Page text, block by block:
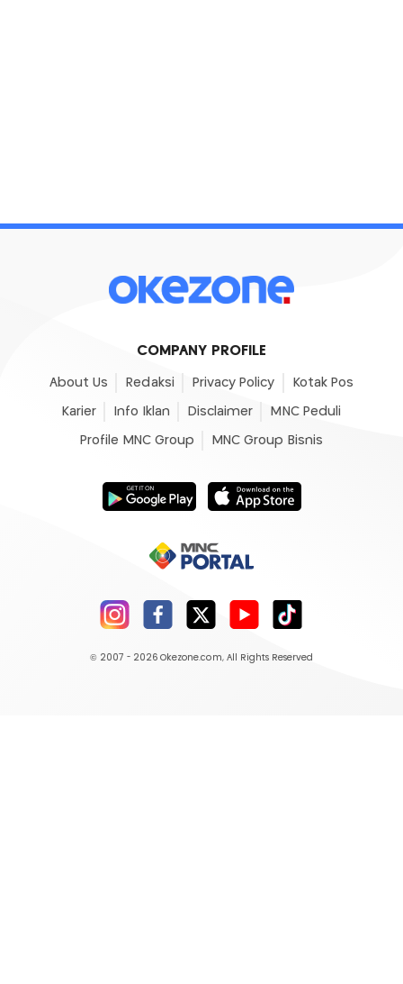
COMPANY PROFILE
About Us Redaksi Privacy Policy Kotak Pos
Karier Info Iklan Disclaimer MNC Peduli
Profile MNC Group MNC Group Bisnis
© 2007 - 2026 Okezone.com, All Rights Reserved